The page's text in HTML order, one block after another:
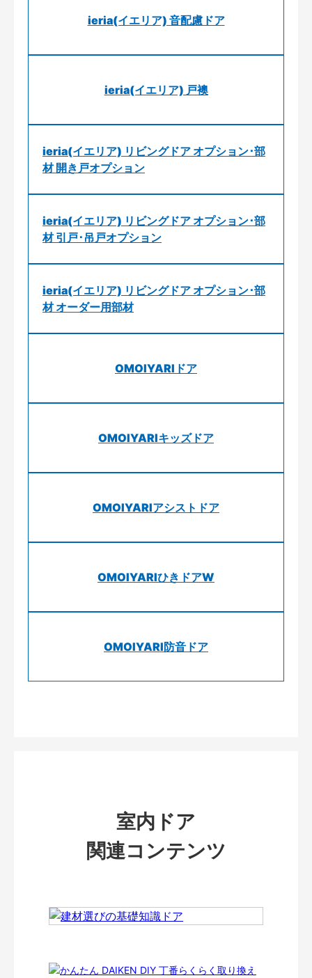
ieria(イエリア) 音配慮ドア
ieria(イエリア) 戸襖
ieria(イエリア) リビングドア オプション･部
材 開き戸オプション
ieria(イエリア) リビングドア オプション･部
材 引戸･吊戸オプション
ieria(イエリア) リビングドア オプション･部
材 オーダー用部材
OMOIYARIドア
OMOIYARIキッズドア
OMOIYARIアシストドア
OMOIYARIひきドアW
OMOIYARI防音ドア
室内ドア
関連コンテンツ